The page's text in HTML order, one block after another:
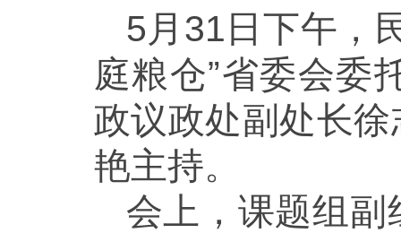
5月31日下午，
庭粮仓”省委会委
政议政处副处长
艳主持。
会上，课题组